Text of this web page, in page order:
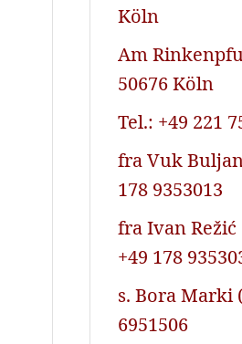
Köln
Am
50676 Köln
Tel.: +49 221
fra Vuk
178 9353013
fra Ivan
+49 178
s. Bora Marki
6951506